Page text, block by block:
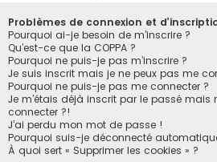
Problèmes de connexion et
Pourquoi ai-je besoin de m’inscrire ?
Qu’est-ce que la COPPA ?
Pourquoi ne puis-je pas m’inscrire ?
Je suis inscrit mais je ne peux pas me
Pourquoi ne puis-je pas me connecter ?
Je m’étais déjà inscrit par le passé mais
connecter ?!
J’ai perdu mon mot de passe !
Pourquoi suis-je déconnecté
À quoi sert « Supprimer les cookies » ?